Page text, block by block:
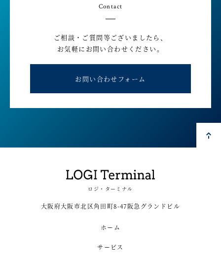
Contact
ご相談・ご質問等ございましたら、
お気軽にお問い合わせください。
お問い合わせフォーム
ロジ・ターミナル
大阪府大阪市北区角田町8-47阪急グランドビル
ホーム
サービス